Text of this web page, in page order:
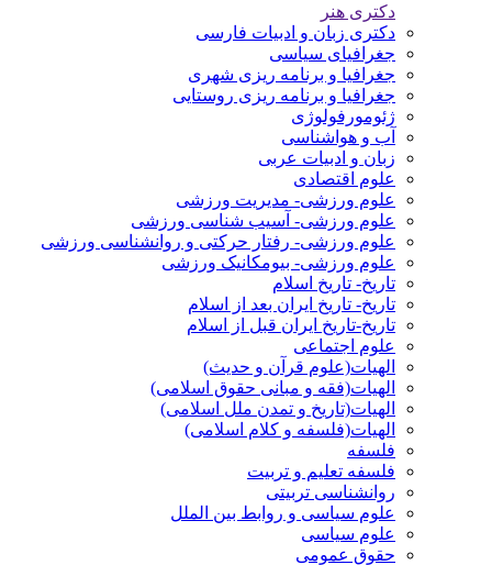
دکتری هنر
دکتری زبان و ادبیات فارسی
جغرافیای سیاسی
جغرافیا و برنامه ریزی شهری
جغرافیا و برنامه ریزی روستایی
ژئومورفولوژی
آب و هواشناسی
زبان و ادبیات عربی
علوم اقتصادی
علوم ورزشی- مدیریت ورزشی
علوم ورزشی- آسیب شناسی ورزشی
علوم ورزشی- رفتار حرکتی و روانشناسی ورزشی
علوم ورزشی- بیومکانیک ورزشی
تاریخ- تاریخ اسلام
تاریخ- تاریخ ایران بعد از اسلام
تاریخ-تاریخ ایران قبل از اسلام
علوم اجتماعی
الهیات(علوم قرآن و حدیث)
الهیات(فقه و مبانی حقوق اسلامی)
الهیات(تاریخ و تمدن ملل اسلامی)
الهیات(فلسفه و کلام اسلامی)
فلسفه
فلسفه تعلیم و تربیت
روانشناسی تربیتی
علوم سیاسی و روابط بین الملل
علوم سیاسی
حقوق عمومی